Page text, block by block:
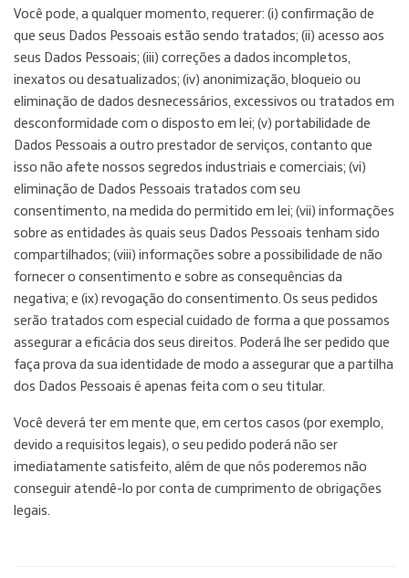
Você pode, a qualquer momento, requerer: (i) confirmação de
que seus Dados Pessoais estão sendo tratados; (ii) acesso aos
seus Dados Pessoais; (iii) correções a dados incompletos,
inexatos ou desatualizados; (iv) anonimização, bloqueio ou
eliminação de dados desnecessários, excessivos ou tratados em
desconformidade com o disposto em lei; (v) portabilidade de
Dados Pessoais a outro prestador de serviços, contanto que
isso não afete nossos segredos industriais e comerciais; (vi)
eliminação de Dados Pessoais tratados com seu
consentimento, na medida do permitido em lei; (vii) informações
sobre as entidades às quais seus Dados Pessoais tenham sido
compartilhados; (viii) informações sobre a possibilidade de não
fornecer o consentimento e sobre as consequências da
negativa; e (ix) revogação do consentimento. Os seus pedidos
serão tratados com especial cuidado de forma a que possamos
assegurar a eficácia dos seus direitos. Poderá lhe ser pedido que
faça prova da sua identidade de modo a assegurar que a partilha
dos Dados Pessoais é apenas feita com o seu titular.
Você deverá ter em mente que, em certos casos (por exemplo,
devido a requisitos legais), o seu pedido poderá não ser
imediatamente satisfeito, além de que nós poderemos não
conseguir atendê-lo por conta de cumprimento de obrigações
legais.